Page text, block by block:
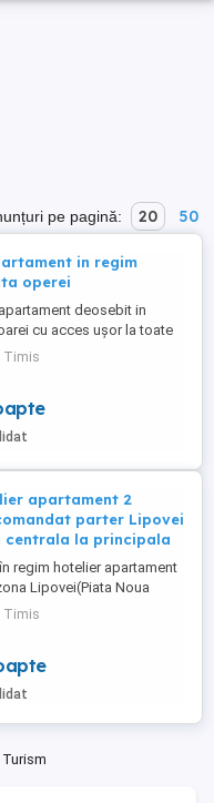
pe pagină: 20 50
in regim
operei
deosebit in
cu acces ușor la toate
din zona. Locația
ce este necesar pentru o
și liniștită.
închiriază pentru maxim 4
de companie
Timis
apartament 2
parter Lipovei
centrala la principala
regim hotelier apartament
Lipovei(Piata Noua
strada
in bolc cu 4
utila 60 mp,decomandat
prin centrala proprie pe
din hol,
Timis
Turism